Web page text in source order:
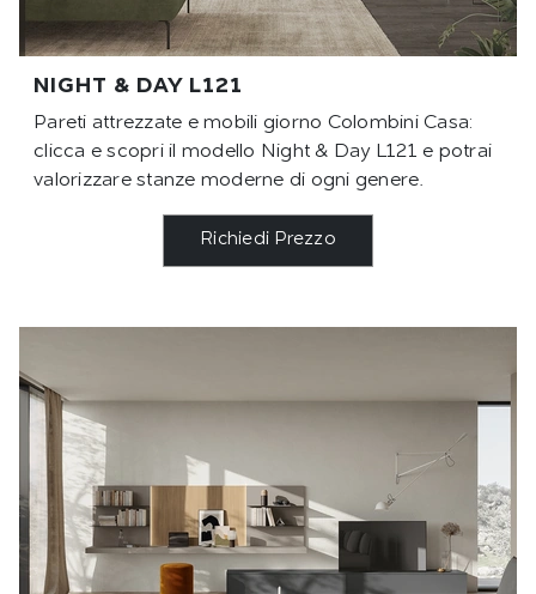
NIGHT & DAY L121
Pareti attrezzate e mobili giorno Colombini Casa:
clicca e scopri il modello Night & Day L121 e potrai
valorizzare stanze moderne di ogni genere.
Richiedi Prezzo